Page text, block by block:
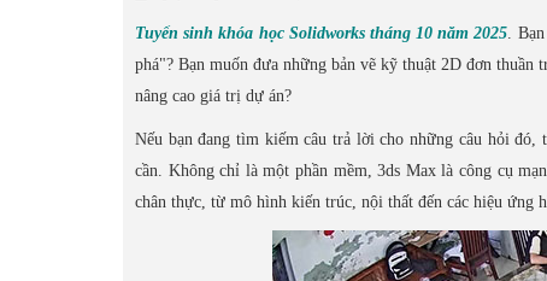
Tuyển sinh khóa học Solidworks tháng 10 năm 2025.
phá"? Bạn muốn đưa những bản vẽ kỹ thuật 2D đơn thuần
nâng cao giá trị dự án?
Nếu bạn đang tìm kiếm câu trả lời cho những câu hỏi
cần. Không chỉ là một phần mềm, 3ds Max là công cụ
chân thực, từ mô hình kiến trúc, nội thất đến các hiệu ứng